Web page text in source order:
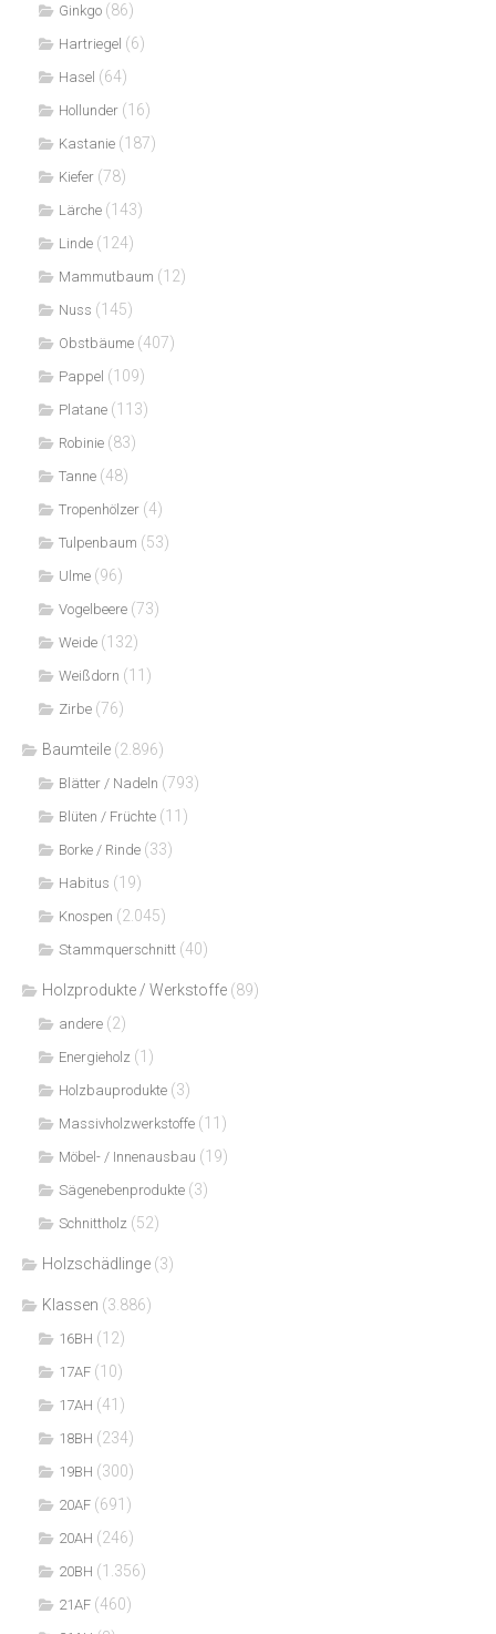
Ginkgo (86)
Hartriegel (6)
Hasel (64)
Hollunder (16)
Kastanie (187)
Kiefer (78)
Lärche (143)
Linde (124)
Mammutbaum (12)
Nuss (145)
Obstbäume (407)
Pappel (109)
Platane (113)
Robinie (83)
Tanne (48)
Tropenhölzer (4)
Tulpenbaum (53)
Ulme (96)
Vogelbeere (73)
Weide (132)
Weißdorn (11)
Zirbe (76)
Baumteile (2.896)
Blätter / Nadeln (793)
Blüten / Früchte (11)
Borke / Rinde (33)
Habitus (19)
Knospen (2.045)
Stammquerschnitt (40)
Holzprodukte / Werkstoffe (89)
andere (2)
Energieholz (1)
Holzbauprodukte (3)
Massivholzwerkstoffe (11)
Möbel- / Innenausbau (19)
Sägenebenprodukte (3)
Schnittholz (52)
Holzschädlinge (3)
Klassen (3.886)
16BH (12)
17AF (10)
17AH (41)
18BH (234)
19BH (300)
20AF (691)
20AH (246)
20BH (1.356)
21AF (460)